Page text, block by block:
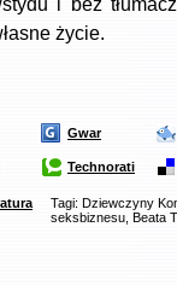
i bez
życie.
Gwar
Technorati
Tagi: Dziewczyny
seksbiznesu, Beata